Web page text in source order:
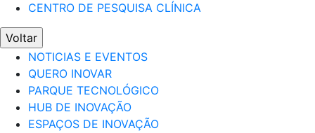
CENTRO DE PESQUISA CLÍNICA
Voltar
NOTICIAS E EVENTOS
QUERO INOVAR
PARQUE TECNOLÓGICO
HUB DE INOVAÇÃO
ESPAÇOS DE INOVAÇÃO